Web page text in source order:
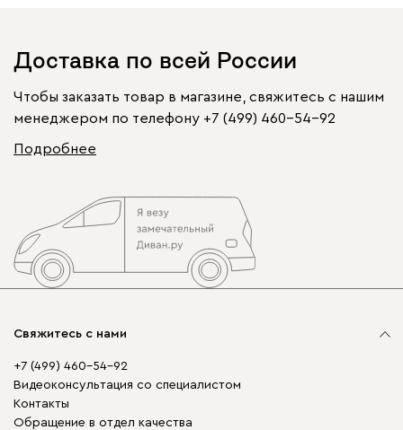
Доставка по всей России
Чтобы заказать товар в магазине, свяжитесь с нашим
менеджером по телефону +7 (499) 460-54-92
Подробнее
Свяжитесь с нами
+7 (499) 460-54-92
Видеоконсультация со специалистом
Контакты
Обращение в отдел качества